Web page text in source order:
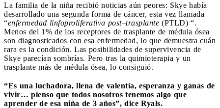
La familia de la niña recibió noticias aún peores: Skye había
desarrollado una segunda forma de cáncer, esta vez llamada
“enfermedad linfoproliferativa post–trasplante (PTLD) “.
Menos del 1% de los receptores de trasplante de médula ósea
son diagnosticados con esa enfermedad, lo que demuestra cuán
rara es la condición. Las posibilidades de supervivencia de
Skye parecían sombrías. Pero tras la quimioterapia y un
trasplante más de médula ósea, lo consiguió.
“Es una luchadora, llena de valentía, esperanza y ganas de
vivir… pienso que todos nosotros tenemos algo que
aprender de esa niña de 3 años”, dice Ryals.